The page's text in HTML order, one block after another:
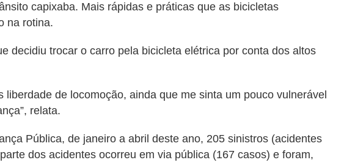
capixaba. Mais rápidas e práticas que as bicicletas
na rotina.
decidiu trocar o carro pela bicicleta elétrica por conta dos altos
de locomoção, ainda que me sinta um pouco vulnerável
relata.
Pública, de janeiro a abril deste ano, 205 sinistros (acidentes
dos acidentes ocorreu em via pública (167 casos) e foram,